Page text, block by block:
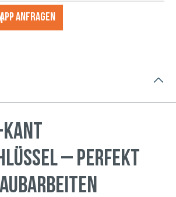
anfragеn
Kant
– Perfekt